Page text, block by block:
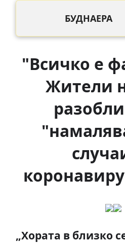
БУДНАЕРА
"Всичко е
Жители
„Хората в близко